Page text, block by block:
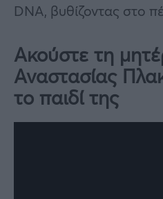
DNA, βυθίζοντας στο
Ακούστε τη
Αναστασίας
το παιδί της